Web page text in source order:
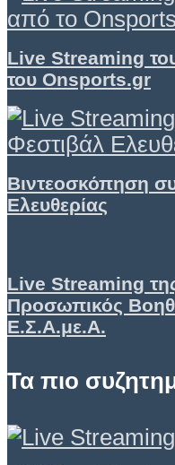
Live Streaming
του Onsports.gr
Βιντεοσκόπηση
Ελευθερίας
Live Streaming
Προσωπικός
Ε.Σ.Α.με.Α.
Τα πιο